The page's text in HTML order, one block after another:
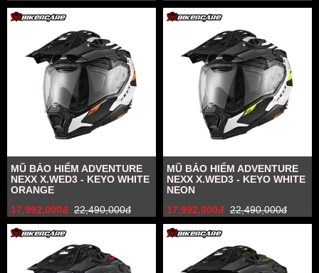
MŨ BẢO HIỂM ADVENTURE
NEXX X.WED3 - KEYO WHITE
ORANGE
17,992,000đ 22,490,000đ
MŨ BẢO HIỂM ADVENTURE
NEXX X.WED3 - KEYO WHITE
NEON
17,992,000đ 22,490,000đ